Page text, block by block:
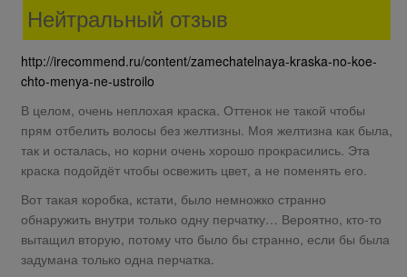
Нейтральный отзыв
http://irecommend.ru/content/zamechatelnaya-kraska-no-koe-
chto-menya-ne-ustroilo
В целом, очень неплохая краска. Оттенок не такой чтобы
прям отбелить волосы без желтизны. Моя желтизна как была,
так и осталась, но корни очень хорошо прокрасились. Эта
краска подойдёт чтобы освежить цвет, а не поменять его.
Вот такая коробка, кстати, было немножко странно
обнаружить внутри только одну перчатку… Вероятно, кто-то
вытащил вторую, потому что было бы странно, если бы была
задумана только одна перчатка.